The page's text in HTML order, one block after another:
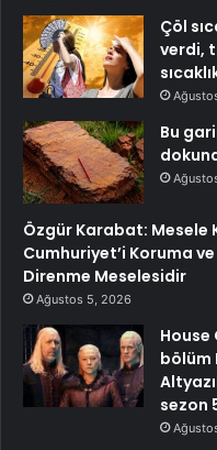
Çöl
verdi,
Bu
Özgür Karabat: Mesele
Cumhuriyet’i Koruma
Direnme Meselesidir
Ağustos 5, 2026
House
bölüm
sezon